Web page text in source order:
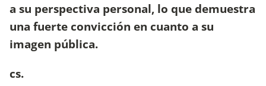
a su perspectiva personal, lo que demuestra
una fuerte convicción en cuanto a su
imagen pública.
cs.